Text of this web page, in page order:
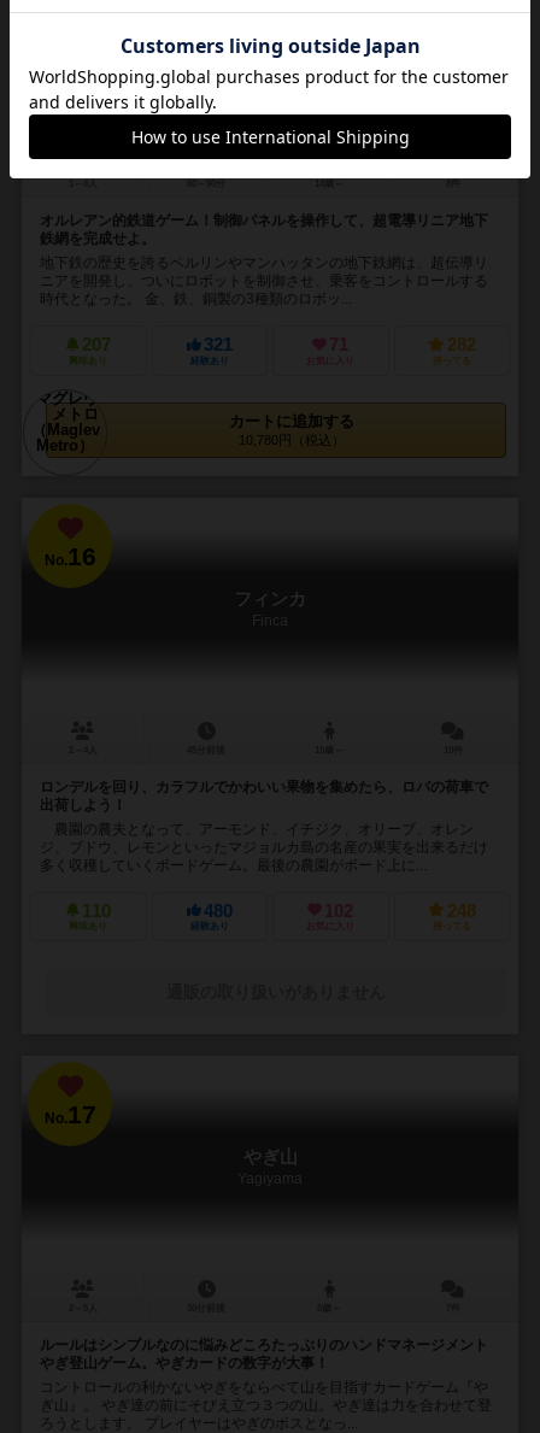
Maglev Metro
オルレアン的鉄道ゲーム！制御パネルを操作して、超電導リニア地下
鉄網を完成せよ。
地下鉄の歴史を誇るベルリンやマンハッタンの地下鉄網は、超伝導リ
ニアを開発し、ついにロボットを制御させ、乗客をコントロールする
時代となった。 金、鉄、銅製の3種類のロボッ...
207
興味あり
321
経験あり
71
お気に入り
282
持ってる
カートに追加する
10,780円（税込）
No. 16
フィンカ
Finca
ロンデルを回り、カラフルでかわいい果物を集めたら、ロバの荷車で
出荷しよう！
農園の農夫となって、アーモンド、イチジク、オリーブ、オレン
ジ、ブドウ、レモンといったマジョルカ島の名産の果実を出来るだけ
多く収穫していくボードゲーム。最後の農園がボード上に...
110
興味あり
480
経験あり
102
お気に入り
248
持ってる
No.17
やぎ山
Yagiyama
ルールはシンプルなのに悩みどころたっぷりのハンドマネージメント
やぎ登山ゲーム。やぎカードの数字が大事！
コントロールの利かないやぎをならべて山を目指すカードゲーム『や
ぎ山』。 やぎ達の前にそびえ立つ３つの山。やぎ達は力を合わせて登
ろうとします。 プレイヤーはやぎのボスとなっ...